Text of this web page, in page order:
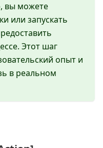
вы можете
или запускать
Этот шаг
опыт и
в реальном